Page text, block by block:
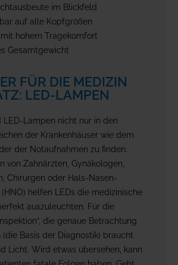
im Blickfeld
auf alle Kopfgrößen
hohem Tragekomfort
Gesamtgewicht
FÜR DIE MEDIZIN
LED-LAMPEN
LED-Lampen nicht nur in den
der Krankenhäuser wie dem
der Notaufnahmen zu finden.
von Zahnärzten, Gynäkologen,
Chirurgen oder Hals-Nasen-
helfen LEDs die medizinische
auszuleuchten. Für die
die genaue Betrachtung
Basis der Diagnostik) braucht
Licht. Wird etwas übersehen, kann